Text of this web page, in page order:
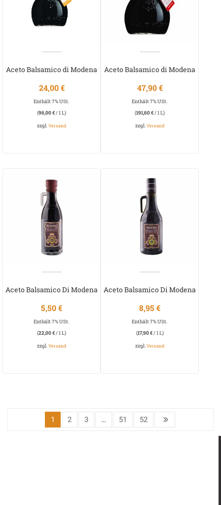
Aceto Balsamico di Modena
24,00€
Enthält 7% USt.
(96,00€/ 1 L)
zzgl.Versand
Aceto Balsamico di Modena
47,90€
Enthält 7% USt.
(191,60€/ 1 L)
zzgl.Versand
Aceto Balsamico Di Modena
5,50€
Enthält 7% USt.
(22,00€/ 1 L)
zzgl.Versand
Aceto Balsamico Di Modena
8,95 €
Enthält 7% USt.
(17,90€/ 1 L)
zzgl.Versand
1 2 3 … 51 52